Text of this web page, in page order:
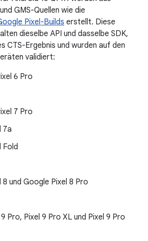
GMS-Quellen wie die
Pixel-Builds erstellt. Diese
dieselbe API und dasselbe SDK,
CTS-Ergebnis und wurden auf den
validiert:
6 Pro
7 Pro
7a
Fold
8 und Google Pixel 8 Pro
Pro, Pixel 9 Pro XL und Pixel 9 Pro